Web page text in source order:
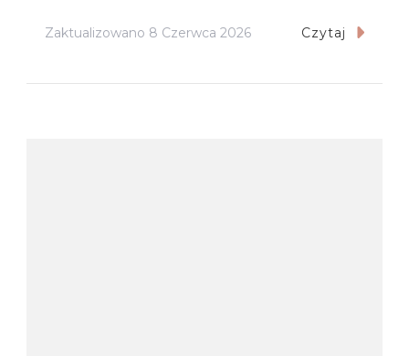
Zaktualizowano 8 Czerwca 2026 Czytaj